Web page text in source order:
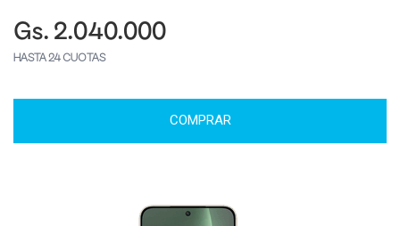
Gs. 2.040.000
HASTA 24 CUOTAS
COMPRAR